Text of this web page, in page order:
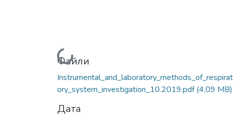
Вантажиться...
Файли
Instrumental_and_laboratory_methods_of_respirat
ory_system_investigation_10.2019.pdf(4,09 MB)
Дата